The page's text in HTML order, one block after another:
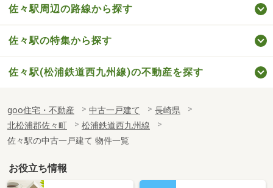
佐々駅周辺の路線から探す
佐々駅の特集から探す
佐々駅(松浦鉄道西九州線)の不動産を探す
goo住宅・不動産 中古一戸建て
長崎県
北松浦郡佐々町
松浦鉄道西九州線
佐々駅の中古一戸建て 物件一覧
お役立ち情報